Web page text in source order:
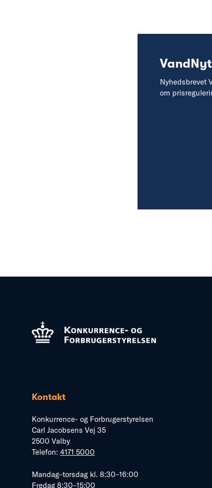
Nyhedsbrevet
om
Kontakt
Konkurrence- og Forbrugerstyrelsen
Carl Jacobsens Vej 35
2500 Valby
Telefon: 4171 5000
Mandag–torsdag kl. 8:30–16:00
Fredag 8:30–15:00